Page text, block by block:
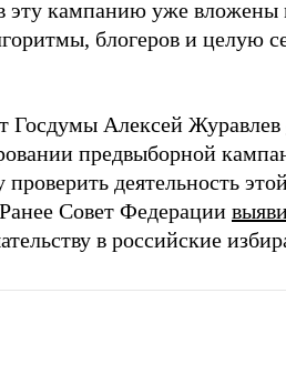
эту кампанию уже
блогеров и целую
Госдумы Алексей Журавлев
предвыборной
деятельность
Совет Федерации
в российские